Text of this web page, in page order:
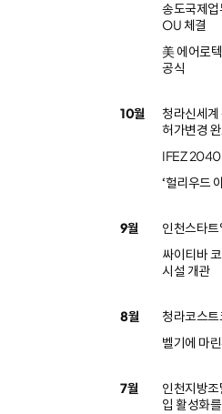
송도국제
OU 체결
美 에어로
공식
10월
청라신세
허가변경
IFEZ 2040
‘헐리우드
9월
인천스타
싸이티바
시설 개관
8월
청라코스
벨기에 마
7월
인천지방조
입 활성화